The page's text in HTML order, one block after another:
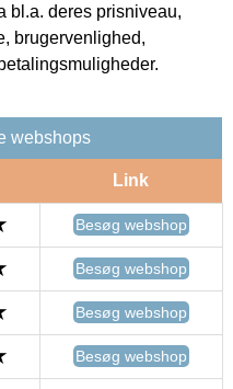
bl.a. deres prisniveau,
brugervenlighed,
webshops
Link
Besøg webshop
Besøg webshop
Besøg webshop
Besøg webshop